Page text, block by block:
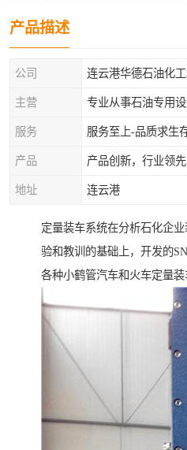
产品描述
公司 连云港华德石油化
主营 专业从事石油专用
服务 服务至上-品质求生
产品 产品创新，行业领先
地址 连云港
定量装车系统在分析石化企
验和教训的基础上，开发的
各种小鹤管汽车和火车定量装